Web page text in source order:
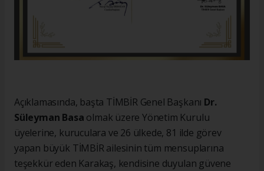
Açıklamasında, başta TİMBİR Genel Başkanı Dr.
Süleyman Basa olmak üzere Yönetim Kurulu
üyelerine, kuruculara ve 26 ülkede, 81 ilde görev
yapan büyük TİMBİR ailesinin tüm mensuplarına
teşekkür eden Karakaş, kendisine duyulan güvene